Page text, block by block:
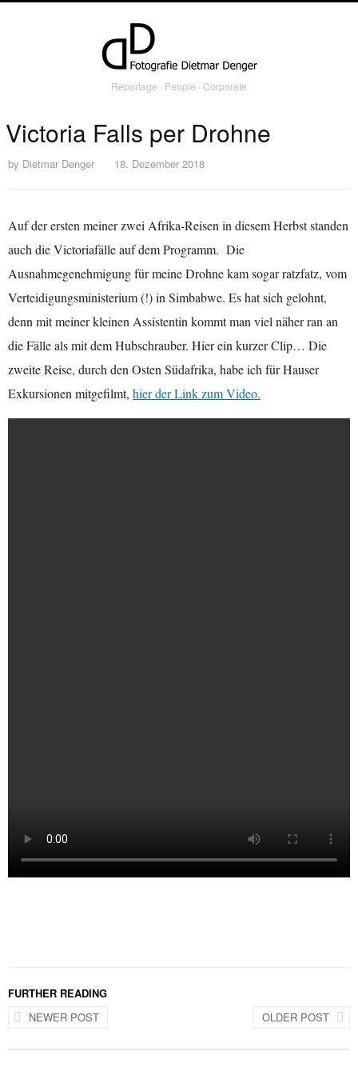
Reportage ∙ People ∙ Corporate
Victoria Falls per Drohne
by Dietmar Denger 18. Dezember 2018
Auf der ersten meiner zwei Afrika-Reisen in diesem Herbst standen
auch die Victoriafälle auf dem Programm. Die
Ausnahmegenehmigung für meine Drohne kam sogar ratzfatz, vom
Verteidigungsministerium (!) in Simbabwe. Es hat sich gelohnt,
denn mit meiner kleinen Assistentin kommt man viel näher ran an
die Fälle als mit dem Hubschrauber. Hier ein kurzer Clip… Die
zweite Reise, durch den Osten Südafrika, habe ich für Hauser
Exkursionen mitgefilmt, hier der Link zum Video.
FURTHER READING
OLDER POST
NEWER POST